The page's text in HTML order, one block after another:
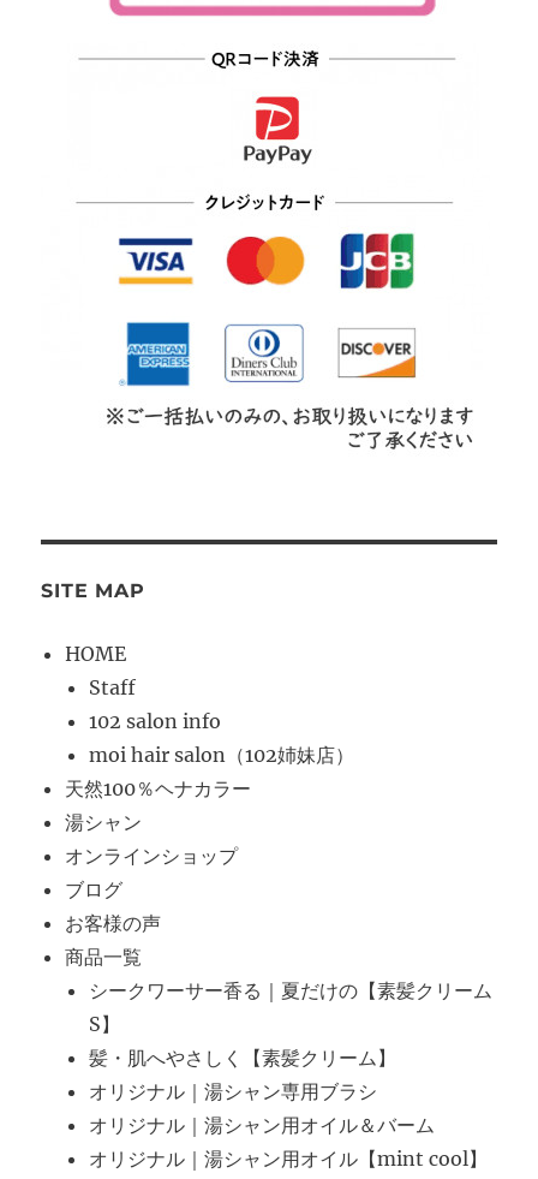
SITE MAP
HOME
Staff
102 salon info
moi hair salon（102姉妹店）
天然100％ヘナカラー
湯シャン
オンラインショップ
ブログ
お客様の声
商品一覧
シークワーサー香る｜夏だけの【素髪クリーム
S】
髪・肌へやさしく【素髪クリーム】
オリジナル｜湯シャン専用ブラシ
オリジナル｜湯シャン用オイル＆バーム
オリジナル｜湯シャン用オイル【mint cool】